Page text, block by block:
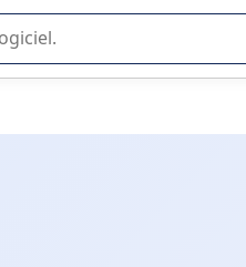
SaaS en entreprise.